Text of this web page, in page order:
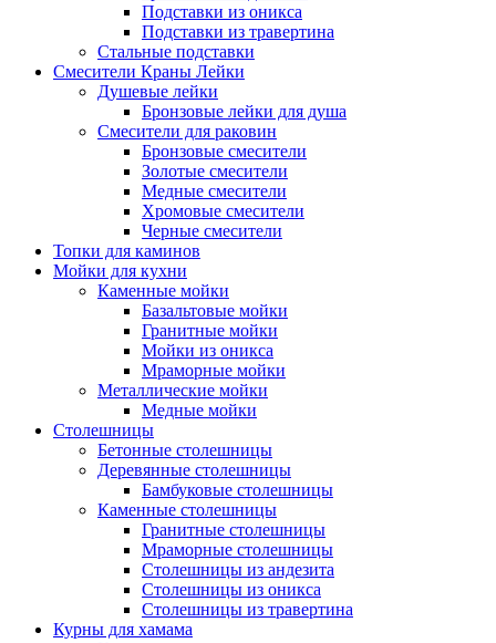
Подставки из оникса
Подставки из травертина
Стальные подставки
Смесители Краны Лейки
Душевые лейки
Бронзовые лейки для душа
Смесители для раковин
Бронзовые смесители
Золотые смесители
Медные смесители
Хромовые смесители
Черные смесители
Топки для каминов
Мойки для кухни
Каменные мойки
Базальтовые мойки
Гранитные мойки
Мойки из оникса
Мраморные мойки
Металлические мойки
Медные мойки
Столешницы
Бетонные столешницы
Деревянные столешницы
Бамбуковые столешницы
Каменные столешницы
Гранитные столешницы
Мраморные столешницы
Столешницы из андезита
Столешницы из оникса
Столешницы из травертина
Курны для хамама